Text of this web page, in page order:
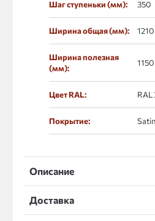
Шаг ступеньки (мм): 350
Ширина общая (мм): 1210
Ширина полезная
(мм):
1150
Цвет RAL: RAL
Покрытие:
Описание
Доставка